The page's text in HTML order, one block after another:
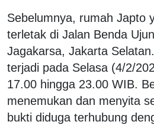
Sebelumnya, rumah Japto
terletak di Jalan Benda
Jagakarsa, Jakarta
terjadi pada Selasa (4/2/
17.00 hingga 23.00 WIB.
menemukan dan menyita
bukti diduga terhubung